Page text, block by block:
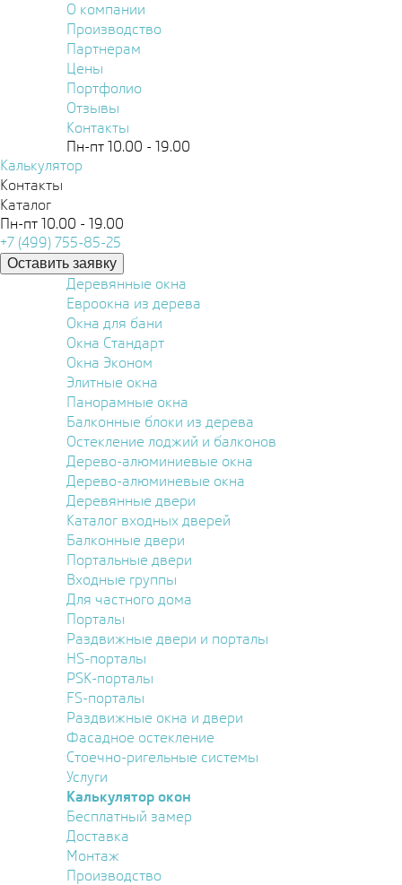
О компании
Производство
Партнерам
Цены
Портфолио
Отзывы
Контакты
Пн-пт 10.00 - 19.00
Калькулятор
Контакты
Каталог
Пн-пт 10.00 - 19.00
+7 (499) 755-85-25
Оставить заявку
Деревянные окна
Евроокна из дерева
Окна для бани
Окна Стандарт
Окна Эконом
Элитные окна
Панорамные окна
Балконные блоки из дерева
Остекление лоджий и балконов
Дерево-алюминиевые окна
Дерево-алюминевые окна
Деревянные двери
Каталог входных дверей
Балконные двери
Портальные двери
Входные группы
Для частного дома
Порталы
Раздвижные двери и порталы
HS-порталы
PSK-порталы
FS-порталы
Раздвижные окна и двери
Фасадное остекление
Стоечно-ригельные системы
Услуги
Калькулятор окон
Бесплатный замер
Доставка
Монтаж
Производство